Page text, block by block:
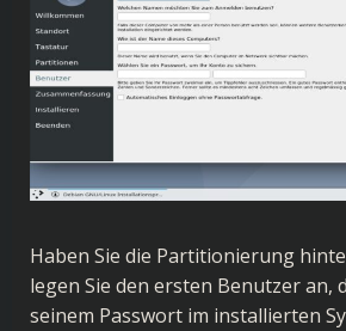
Haben Sie die Partitionierung
legen Sie den ersten Benutzer an,
seinem Passwort im installierten